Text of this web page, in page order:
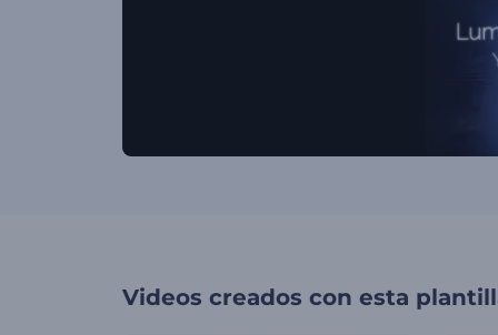
Videos creados con esta